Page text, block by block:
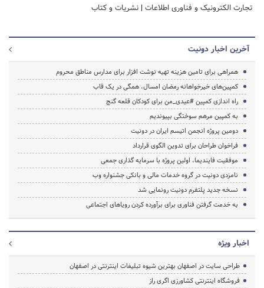
تجارت الکترونیک و فناوری اطلاعات | نشریات و کتاب
آخرین اخبار دونیت
همراهی برای تامین هزینه تهیه نوشت افزار برای مدارس مناطق محروم
کمپین‌های خیرخواهانه رمضان امسال، همگی در یک قاب
راه اندازی کمپین #عیدی_من برای کودکان قلعه گنج
به کمپین مرهم سوختگی بپیوندیم
دومین پروژه انجمن اتیسم ایران در دونیت
فراخوان طراحان برای تدوین الگوی قرارداد
موفقیت فایندیما، اولین پروژه با سرمایه گذاری جمعی
نامزدی دونیت در گروه خدمات مالی و بانکی جشنواره وب
نسخه جدید پلتفرم دونیت رونمایی شد
به خدمت گرفتن فناوری برای برآورده کردن رویاهای اجتماعی
اخبار ویژه
طراحی سایت در اصفهان بهترین شیوه تبلیغات اینترنتی در اصفهان
فروشگاه اینترنتی کشاورزی اگری راز